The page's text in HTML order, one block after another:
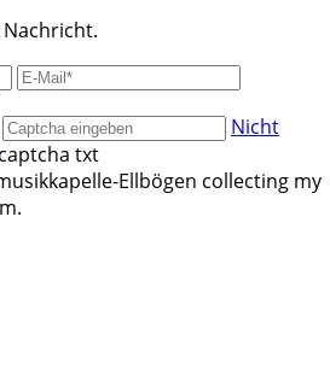
Nicht
Ellbögen collecting my